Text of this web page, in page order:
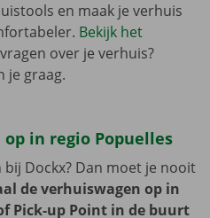
en maak je verhuis
Bekijk het
over je verhuis?
je graag.
in regio Popuelles
Dockx? Dan moet je nooit
de verhuiswagen op in
Pick-up Point in de buurt